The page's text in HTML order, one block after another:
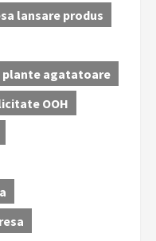
lansare produs
plante agatatoare
OOH